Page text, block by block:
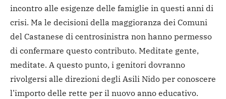
incontro alle esigenze delle famiglie in questi anni di
crisi. Ma le decisioni della maggioranza dei Comuni
del Castanese di centrosinistra non hanno permesso
di confermare questo contributo. Meditate gente,
meditate. A questo punto, i genitori dovranno
rivolgersi alle direzioni degli Asili Nido per conoscere
l’importo delle rette per il nuovo anno educativo.